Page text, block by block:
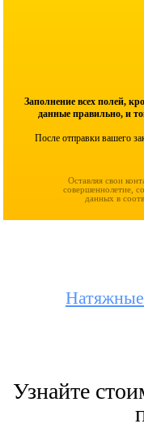
Заполнение всех полей,
данные правильно, и
После отправки вашего
Оставляя свои
совершеннолетие,
данных в
Узнайте